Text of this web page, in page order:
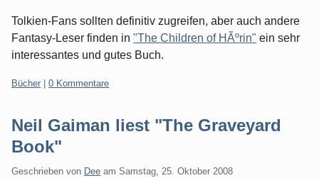
Tolkien-Fans sollten definitiv zugreifen, aber auch andere
Fantasy-Leser finden in "The Children of HÃºrin" ein sehr
interessantes und gutes Buch.
Kategorien:
Bücher 0 Kommentare
Neil Gaiman liest "The Graveyard
Book"
Geschrieben von Dee am Samstag, 25. Oktober 2008